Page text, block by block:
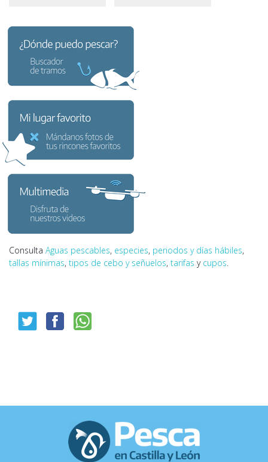
Consulta Aguas pescables, especies, periodos y días hábiles,
tallas mínimas, tipos de cebo y señuelos, tarifas y cupos.